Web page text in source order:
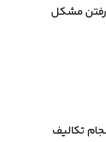
رفتن مشکل
تکالیف